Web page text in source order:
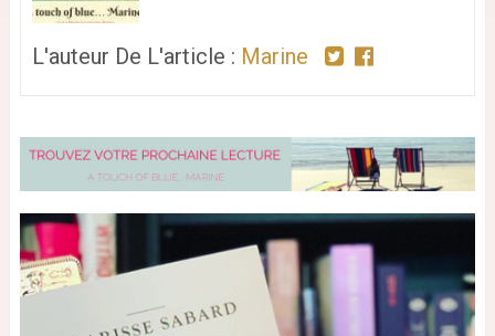
L'auteur De L'article : Marine